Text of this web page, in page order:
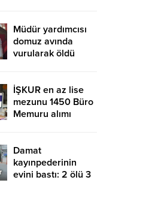
mi?
Müdür yardımcısı
domuz avında
vurularak öldü
İŞKUR en az lise
mezunu 1450 Büro
Memuru alımı
sınavsız başvuru
Damat
kayınpederinin
evini bastı: 2 ölü 3